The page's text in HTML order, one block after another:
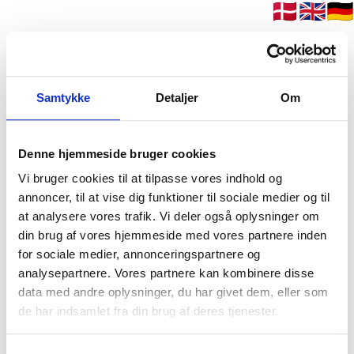
🇩🇰🇬🇧🇩🇪
Faciliteter
Book online
Videoguide
Om os
Galleri
Velkommen
Priser
Beliggenhed
Faciliteter
Oftest stillede spørgsmål
Book online
Samtykke Detaljer Om
Denne hjemmeside bruger cookies
Vi bruger cookies til at tilpasse vores indhold og
annoncer, til at vise dig funktioner til sociale medier og til
at analysere vores trafik. Vi deler også oplysninger om
din brug af vores hjemmeside med vores partnere inden
for sociale medier, annonceringspartnere og
analysepartnere. Vores partnere kan kombinere disse
data med andre oplysninger, du har givet dem, eller som
de har indsamlet fra din brug af deres tjenester.